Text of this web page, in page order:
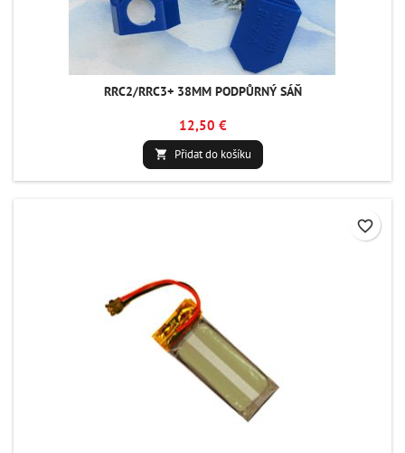
RRC2/RRC3+ 38MM PODPŮRNÝ SÁŇ
12,50 €
 Přidat do košíku
favorite_border